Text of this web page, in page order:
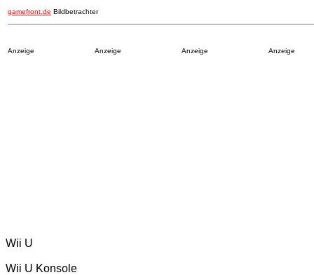
gamefront.de Bildbetrachter
Anzeige Anzeige Anzeige Anzeige
Wii U
Wii U Konsole